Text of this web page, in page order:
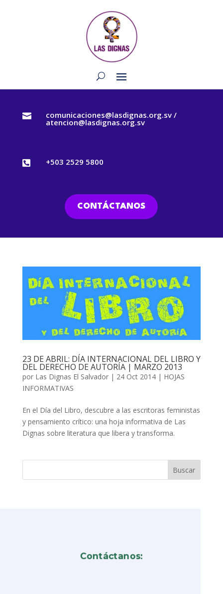
 comunicaciones@lasdignas.org.sv /
atencion@lasdignas.org.sv
 +503 2529 5800
CONTÁCTANOS
23 DE ABRIL: DÍA INTERNACIONAL DEL LIBRO Y
DEL DERECHO DE AUTORÍA | MARZO 2013
por Las Dignas El Salvador| 24 Oct 2014| HOJAS
INFORMATIVAS
En el Día del Libro, descubre a las escritoras feministas
y pensamiento crítico: una hoja informativa de Las
Dignas sobre literatura que libera y transforma.
Contáctanos: